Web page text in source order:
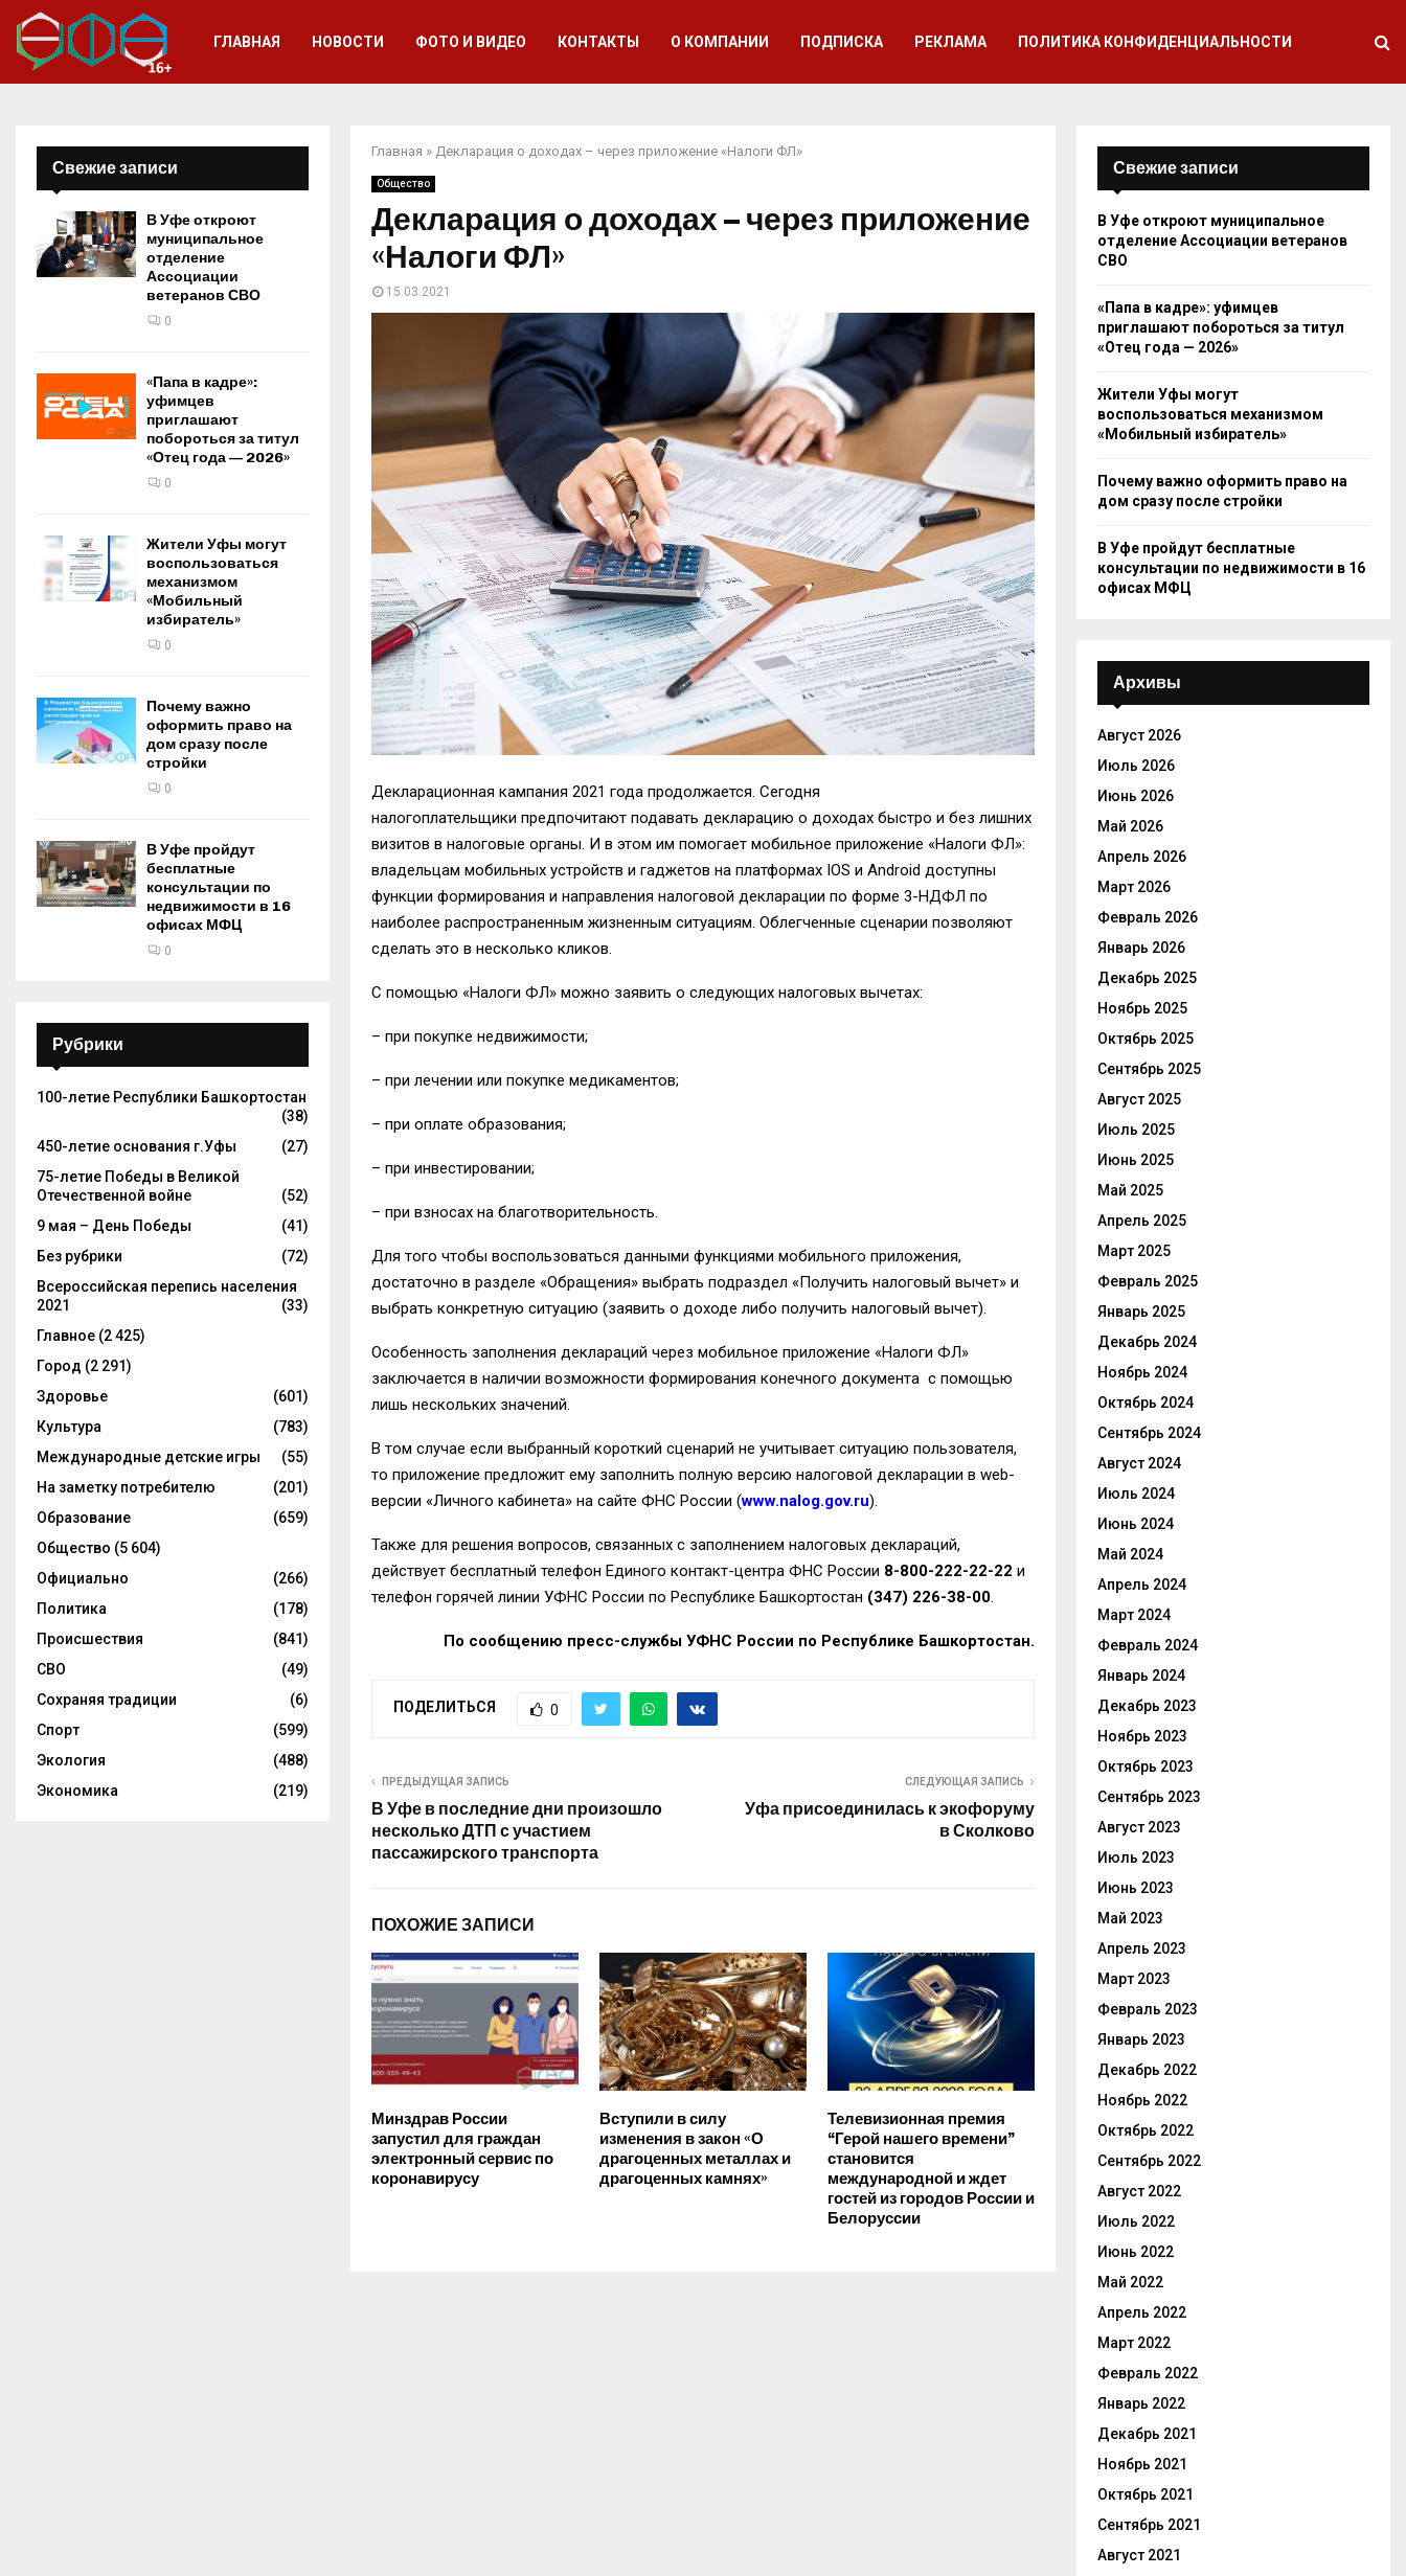
ГЛАВНАЯ НОВОСТИ ФОТО И ВИДЕО КОНТАКТЫ О КОМПАНИИ ПОДПИСКА РЕКЛАМА ПОЛИТИКА КОНФИДЕНЦИАЛЬНОСТИ
Главная » Декларация о доходах – через приложение «Налоги ФЛ»
Общество
Декларация о доходах – через приложение
«Налоги ФЛ»
15.03.2021
Декларационная кампания 2021 года продолжается. Сегодня
налогоплательщики предпочитают подавать декларацию о доходах быстро и без лишних
визитов в налоговые органы. И в этом им помогает мобильное приложение «Налоги ФЛ»:
владельцам мобильных устройств и гаджетов на платформах IOS и Android доступны
функции формирования и направления налоговой декларации по форме 3-НДФЛ по
наиболее распространенным жизненным ситуациям. Облегченные сценарии позволяют
сделать это в несколько кликов.
С помощью «Налоги ФЛ» можно заявить о следующих налоговых вычетах:
– при покупке недвижимости;
– при лечении или покупке медикаментов;
– при оплате образования;
– при инвестировании;
– при взносах на благотворительность.
Для того чтобы воспользоваться данными функциями мобильного приложения,
достаточно в разделе «Обращения» выбрать подраздел «Получить налоговый вычет» и
выбрать конкретную ситуацию (заявить о доходе либо получить налоговый вычет).
Особенность заполнения деклараций через мобильное приложение «Налоги ФЛ»
заключается в наличии возможности формирования конечного документа с помощью
лишь нескольких значений.
В том случае если выбранный короткий сценарий не учитывает ситуацию пользователя,
то приложение предложит ему заполнить полную версию налоговой декларации в web-
версии «Личного кабинета» на сайте ФНС России (www.nalog.gov.ru).
Также для решения вопросов, связанных с заполнением налоговых деклараций,
действует бесплатный телефон Единого контакт-центра ФНС России 8-800-222-22-22 и
телефон горячей линии УФНС России по Республике Башкортостан (347) 226-38-00.
По сообщению пресс-службы УФНС России по Республике Башкортостан.
ПОДЕЛИТЬСЯ 0
ПРЕДЫДУЩАЯ ЗАПИСЬ
В Уфе в последние дни произошло
несколько ДТП с участием
пассажирского транспорта
СЛЕДУЮЩАЯ ЗАПИСЬ
Уфа присоединилась к экофоруму
в Сколково
ПОХОЖИЕ ЗАПИСИ
Минздрав России
запустил для граждан
электронный сервис по
коронавирусу
Вступили в силу
изменения в закон «О
драгоценных металлах и
драгоценных камнях»
Телевизионная премия
“Герой нашего времени”
становится
международной и ждет
гостей из городов России и
Белоруссии
Свежие записи
В Уфе откроют
муниципальное
отделение
Ассоциации
ветеранов СВО
0
«Папа в кадре»:
уфимцев
приглашают
побороться за титул
«Отец года — 2026»
0
Жители Уфы могут
воспользоваться
механизмом
«Мобильный
избиратель»
0
Почему важно
оформить право на
дом сразу после
стройки
0
В Уфе пройдут
бесплатные
консультации по
недвижимости в 16
офисах МФЦ
0
Рубрики
100-летие Республики Башкортостан
(38)
450-летие основания г.Уфы
(27)
75-летие Победы в Великой
Отечественной войне
(52)
9 мая – День Победы
(41)
Без рубрики
(72)
Всероссийская перепись населения
2021
(33)
Главное (2 425)
Город (2 291)
Здоровье
(601)
Культура
(783)
Международные детские игры
(55)
На заметку потребителю
(201)
Образование
(659)
Общество (5 604)
Официально
(266)
Политика
(178)
Происшествия
(841)
СВО
(49)
Сохраняя традиции
(6)
Спорт
(599)
Экология
(488)
Экономика
(219)
Свежие записи
В Уфе откроют муниципальное
отделение Ассоциации ветеранов
СВО
«Папа в кадре»: уфимцев
приглашают побороться за титул
«Отец года — 2026»
Жители Уфы могут
воспользоваться механизмом
«Мобильный избиратель»
Почему важно оформить право на
дом сразу после стройки
В Уфе пройдут бесплатные
консультации по недвижимости в 16
офисах МФЦ
Архивы
Август 2026
Июль 2026
Июнь 2026
Май 2026
Апрель 2026
Март 2026
Февраль 2026
Январь 2026
Декабрь 2025
Ноябрь 2025
Октябрь 2025
Сентябрь 2025
Август 2025
Июль 2025
Июнь 2025
Май 2025
Апрель 2025
Март 2025
Февраль 2025
Январь 2025
Декабрь 2024
Ноябрь 2024
Октябрь 2024
Сентябрь 2024
Август 2024
Июль 2024
Июнь 2024
Май 2024
Апрель 2024
Март 2024
Февраль 2024
Январь 2024
Декабрь 2023
Ноябрь 2023
Октябрь 2023
Сентябрь 2023
Август 2023
Июль 2023
Июнь 2023
Май 2023
Апрель 2023
Март 2023
Февраль 2023
Январь 2023
Декабрь 2022
Ноябрь 2022
Октябрь 2022
Сентябрь 2022
Август 2022
Июль 2022
Июнь 2022
Май 2022
Апрель 2022
Март 2022
Февраль 2022
Январь 2022
Декабрь 2021
Ноябрь 2021
Октябрь 2021
Сентябрь 2021
Август 2021